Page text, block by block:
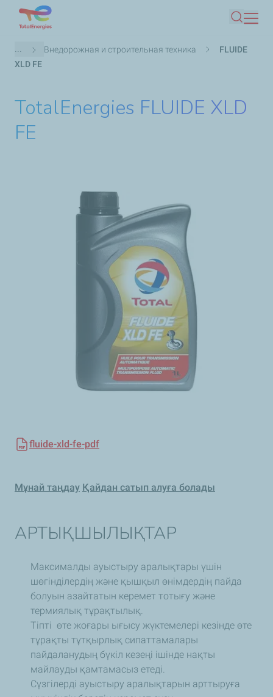
main
Іздеу
Breadcrumb
... Внедорожная и строительная техника
FLUIDE
XLD FE
TotalEnergies FLUIDE XLD
FE
fluide-xld-fe-pdf
Мұнай таңдау Қайдан сатып алуға болады
АРТЫҚШЫЛЫҚТАР
Максималды ауыстыру аралықтары үшін
шөгінділердің және қышқыл өнімдердің пайда
болуын азайтатын керемет тотығу және
термиялық тұрақтылық.
Тіпті өте жоғары ығысу жүктемелері кезінде өте
тұрақты тұтқырлық сипаттамалары
пайдаланудың бүкіл кезеңі ішінде нақты
майлауды қамтамасыз етеді.
Сүзгілерді ауыстыру аралықтарын арттыруға